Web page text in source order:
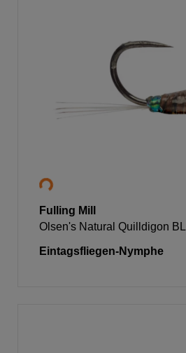
Fulling Mill
Olsen's Natural Quilldigon BL
Eintagsfliegen-Nymphe